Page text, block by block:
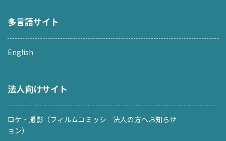
多言語サイト
English
法人向けサイト
ロケ・撮影（フィルムコミッシ
ョン）
法人の方へお知らせ